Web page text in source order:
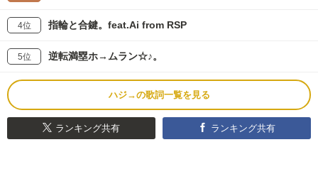
4位 指輪と合鍵。feat.Ai from RSP
5位 逆転満塁ホ→ムラン☆♪。
ハジ→の歌詞一覧を見る
ランキング共有 ランキング共有